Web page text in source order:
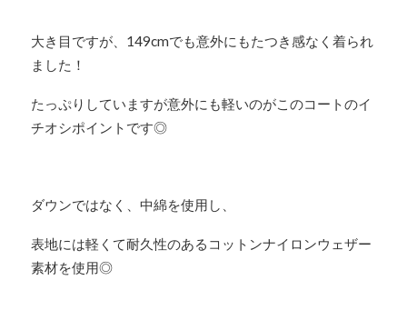
大き目ですが、149cmでも意外にもたつき感なく着られ
ました！
たっぷりしていますが意外にも軽いのがこのコートのイ
チオシポイントです◎
ダウンではなく、中綿を使用し、
表地には軽くて耐久性のあるコットンナイロンウェザー
素材を使用◎